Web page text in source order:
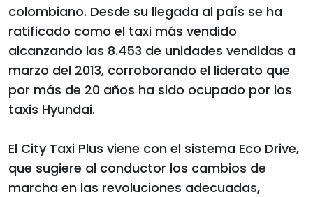
colombiano. Desde su llegada al país se ha
ratificado como el taxi más vendido
alcanzando las 8.453 de unidades vendidas a
marzo del 2013, corroborando el liderato que
por más de 20 años ha sido ocupado por los
taxis Hyundai.
El City Taxi Plus viene con el sistema Eco Drive,
que sugiere al conductor los cambios de
marcha en las revoluciones adecuadas,